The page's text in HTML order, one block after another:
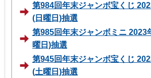
第984回年末ジャンボ宝くじ
(日曜日)抽選
第985回年末ジャンボミニ 2023
曜日)抽選
第945回年末ジャンボ宝くじ
(土曜日)抽選